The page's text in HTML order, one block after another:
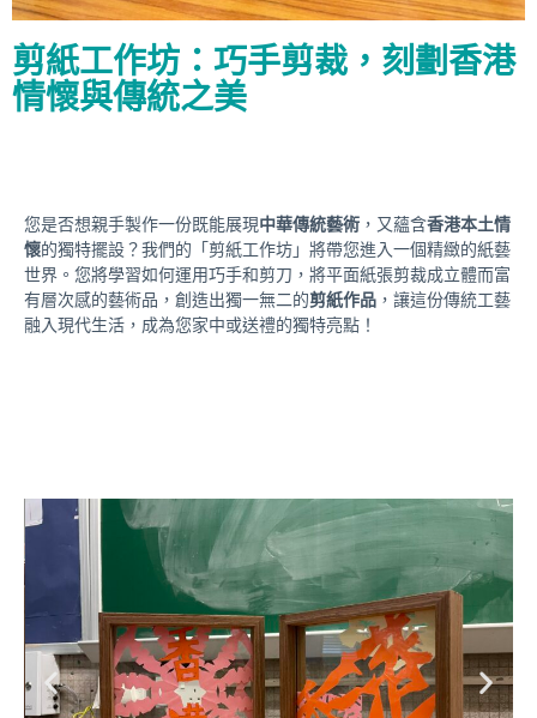
剪紙工作坊：巧手剪裁，刻劃香港
情懷與傳統之美
您是否想親手製作一份既能展現中華傳統藝術 ，又蘊含香港本土情
懷的獨特擺設？我們的「剪紙工作坊」將帶您進入一個精緻的紙藝
世界。您將學習如何運用巧手和剪刀，將平面紙張剪裁成立體而富
有層次感的藝術品，創造出獨一無二的剪紙作品 ，讓這份傳統工藝
融入現代生活，成為您家中或送禮的獨特亮點！